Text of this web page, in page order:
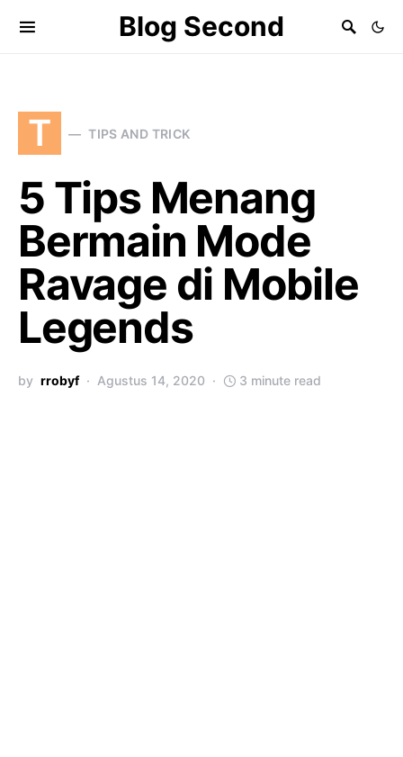
Blog Second
T TIPS AND TRICK
5 Tips Menang
Bermain Mode
Ravage di Mobile
Legends
by rrobyf Agustus 14, 2020 3 minute read